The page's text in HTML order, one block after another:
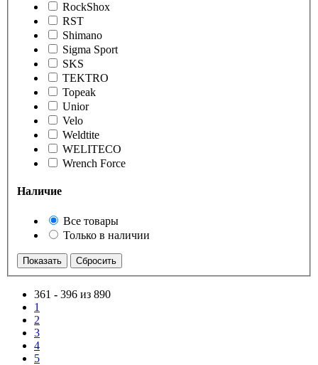
RockShox
RST
Shimano
Sigma Sport
SKS
TEKTRO
Topeak
Unior
Velo
Weldtite
WELITECO
Wrench Force
Наличие
Все товары
Только в наличии
361 - 396 из 890
1
2
3
4
5